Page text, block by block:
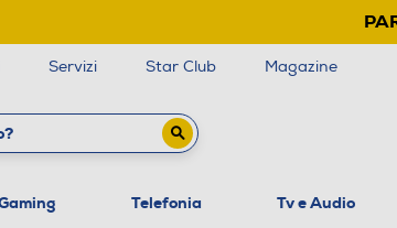
Servizi Star Club Magazine
Telefonia Tv e Audio